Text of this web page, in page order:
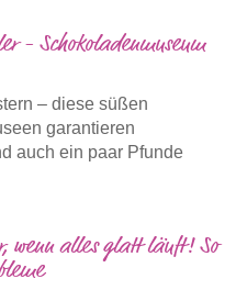
- Schokoladenmuseum
– diese süßen
garantieren
auch ein paar Pfunde
wenn alles glatt läuft! So